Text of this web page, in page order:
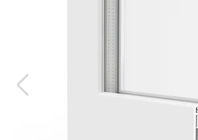
Puertas Entrada
Puertas de garaje